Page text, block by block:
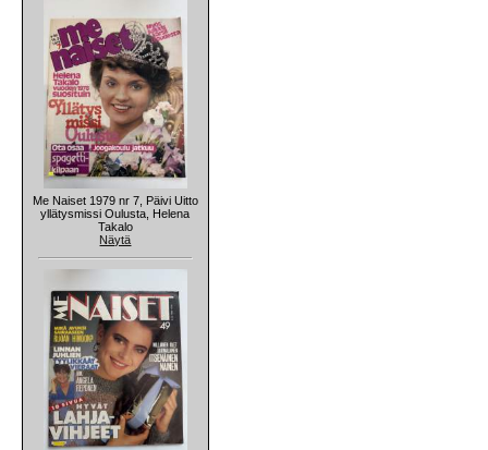
Me Naiset 1979 nr 7, Päivi Uitto
yllätysmissi Oulusta, Helena
Takalo
Näytä